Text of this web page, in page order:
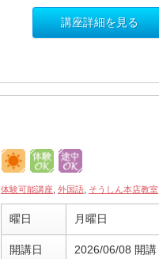
講座詳細を見る
体験可能講座 外国語 そうしん本店教室
曜日 月曜日
開講日 2026/06/08 開講